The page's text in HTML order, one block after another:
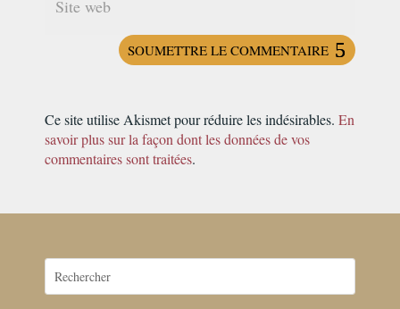
SOUMETTRE LE COMMENTAIRE
Ce site utilise Akismet pour réduire les indésirables. En
savoir plus sur la façon dont les données de vos
commentaires sont traitées.